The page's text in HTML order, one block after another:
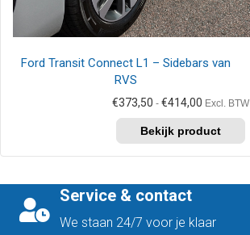
Ford Transit Connect L1 – Sidebars van
RVS
€373,50 - €414,00 Prijsklasse:
tot
€414,00
Excl. BTW
product
heeft
variaties.
Deze
optie
Service & contact
We staan 24/7 voor je klaar